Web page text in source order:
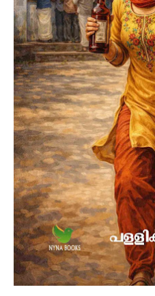
മാപ്രാണംകാട്ടെ മന്ദാകിനി
കുണ്ഠിതങ്ങള്‍ സെക്കന്‍റ് ഷോ
സാബുവിനെ അജ്ഞാതരായ
മുതല്‍ക്കാണ് പ്രശ്നങ്ങള്‍
ഒരു പകലും കൊണ്ട്
അരങ്ങേറുന്നതും.
ത്രില്ലര്‍ നോവലാണ് വിനോദ്
ആനമയിലൊട്ടകം. (രണ്ടാം
Vinod Narayanan (About the